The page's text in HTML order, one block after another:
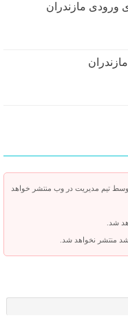
ورودی مازندران
تیم مدیریت در وب منتشر خواهد
شد.
منتشر نخواهد شد.